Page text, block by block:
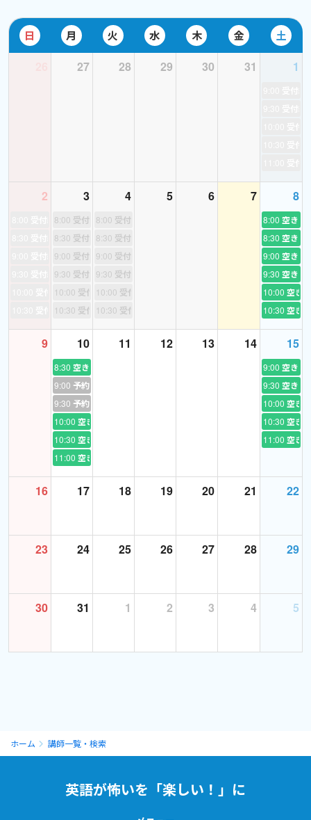
るようになるのかな、英語力あがっているのかな、とモチベーシ
ョンを保つのが難しい時もあると思います。
だからこそ、まずは楽しみながら、より実践的に英語を使えるよ
うになるようにレッスンを行ってまいります。
ご了承ください。
英会話は答えが一つでは無いため、テスト上では間違いになって
しまうこともあります。
(※例えばイギリスとアメリカで単語のスペルが違う場合なども多々
あるため。)
そのような理由から受験対策には勉強科目としての英語を日本語
で教えている教師をお勧めします。
いずれ留学したい、海外に行きたいという思いがある方がいまし
たら、僕がお役に立てることがあるかと思いますので、ぜひ一緒
にレッスンしましょう！
Hello, I'm Kohei, your future English teacher.(I HOPE! )
If you want to be a good English speaker like native, then I might
be a good match for you!
To be able to speak English fluently takes so much of time and
It won't happen in 3months.
I'm looking forward to seeing you at my lesson, thanks!
日 月 火 水 木 金 土
27 28 29 30 31 1
2
受付終了
受付終了
受付終了
受付終了
受付終了
受付終了
3
8:00 受付終了
8:30 受付終了
9:00 受付終了
9:30 受付終了
10:00 受付終了
10:30 受付終了
4
8:00 受付終了
8:30 受付終了
9:00 受付終了
9:30 受付終了
10:00 受付終了
10:30 受付終了
5 6 7 8
8:00 空き
8:30 空き
9:00 空き
9:30 空き
10:00 空き
10:30 空き
9 10
8:30 空き
9:00 予約あり
9:30 予約あり
10:00 空き
10:30 空き
11:00 空き
11 12 13 14 15
9:00 空き
9:30 空き
10:00 空き
10:30 空き
11:00 空き
16 17 18 19 20 21 22
23 24 25 26 27 28 29
30 31 1 2 3 4 5
ホーム 講師一覧・検索
英語が怖いを「楽しい！」に